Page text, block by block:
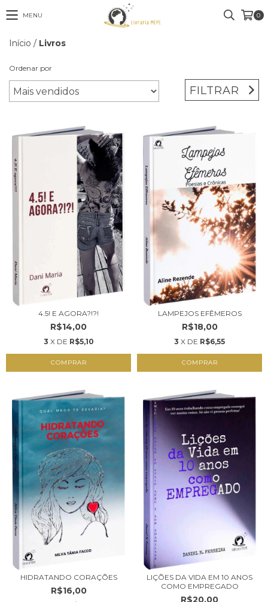
MENU 0
Início / Livros
Ordenar por
FILTRAR
4.5! E AGORA?!?!
R$14,00
3 X DE R$5,10
COMPRAR
LAMPEJOS EFÊMEROS
R$18,00
3 X DE R$6,55
COMPRAR
HIDRATANDO CORAÇÕES
R$16,00
LIÇÕES DA VIDA EM 10 ANOS
COMO EMPREGADO
R$20,00